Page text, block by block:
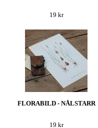
19 kr
FLORABILD - NÅLSTARR
19 kr